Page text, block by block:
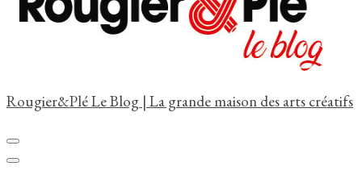
Rougier&Plé Le Blog | La grande maison des arts créatifs